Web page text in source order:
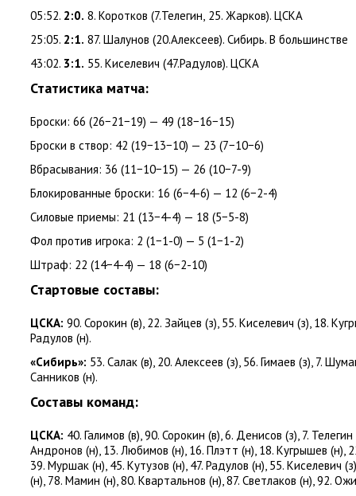
05:52. 2:0. 8. Коротков (7.Телегин, 25. Жарков). ЦСКА
25:05. 2:1. 87. Шалунов (20.Алексеев). Сибирь. В большинстве
43:02. 3:1. 55. Киселевич (47.Радулов). ЦСКА
Статистика матча:
Броски: 66 (26−21−19) — 49 (18−16−15)
Броски в створ: 42 (19−13−10) — 23 (7−10−6)
Вбрасывания: 36 (11−10−15) — 26 (10−7-9)
Блокированные броски: 16 (6−4-6) — 12 (6−2-4)
Силовые приемы: 21 (13−4-4) — 18 (5−5-8)
Фол против игрока: 2 (1−1-0) — 5 (1−1-2)
Штраф: 22 (14−4-4) — 18 (6−2-10)
Стартовые составы:
ЦСКА: 90. Сорокин (в), 22. Зайцев (з), 55. Киселевич (з), 18.
Радулов (н).
«Сибирь»: 53. Салак (в), 20. Алексеев (з), 56. Гимаев (з), 7.
Санников (н).
Составы команд:
ЦСКА: 40. Галимов (в), 90. Сорокин (в), 6. Денисов (з), 7. Телегин
Андронов (н), 13. Любимов (н), 16. Плэтт (н), 18. Кугрышев (н),
39. Муршак (н), 45. Кутузов (н), 47. Радулов (н), 55. Киселевич (
(н), 78. Мамин (н), 80. Квартальнов (н), 87. Светлаков (н), 92.